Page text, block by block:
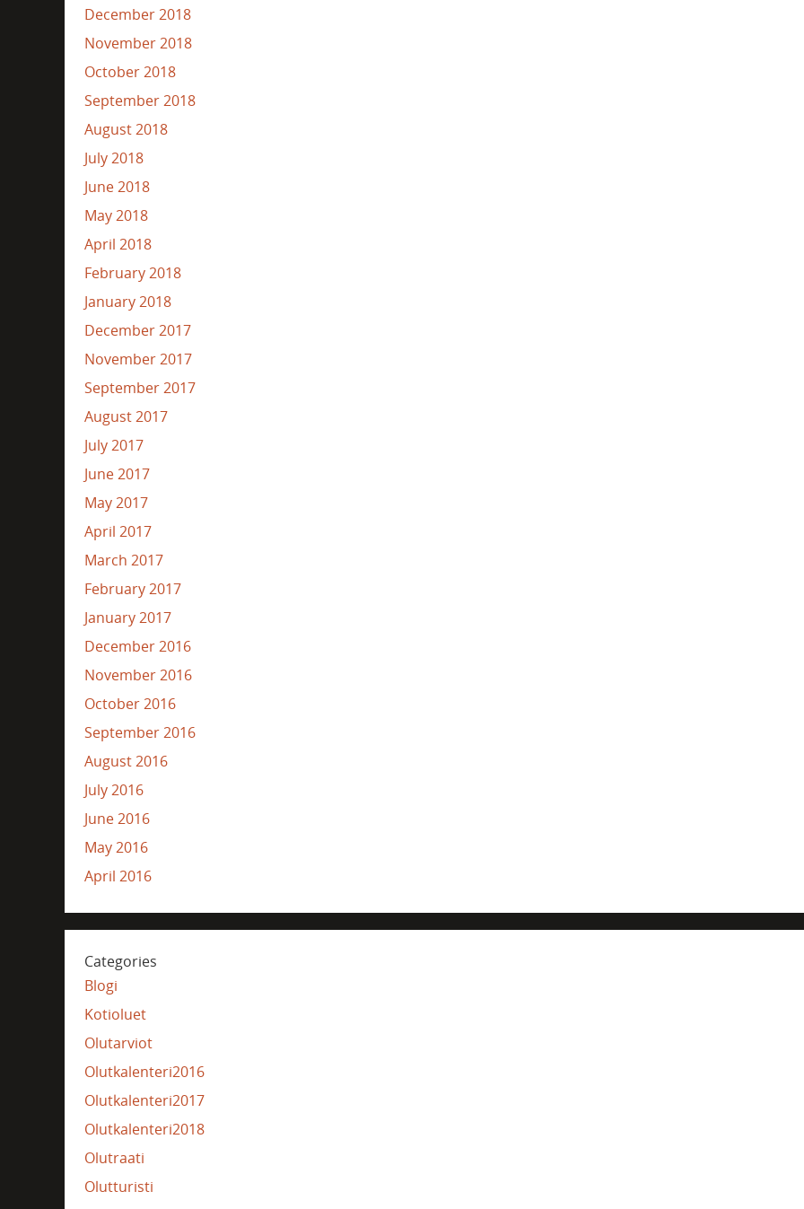
December 2018
November 2018
October 2018
September 2018
August 2018
July 2018
June 2018
May 2018
April 2018
February 2018
January 2018
December 2017
November 2017
September 2017
August 2017
July 2017
June 2017
May 2017
April 2017
March 2017
February 2017
January 2017
December 2016
November 2016
October 2016
September 2016
August 2016
July 2016
June 2016
May 2016
April 2016
Categories
Blogi
Kotioluet
Olutarviot
Olutkalenteri2016
Olutkalenteri2017
Olutkalenteri2018
Olutraati
Olutturisti